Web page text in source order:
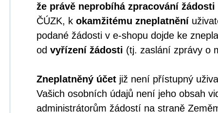
že právě neprobíhá zpracování žádosti
ČÚZK, k okamžitému zneplatnění
podané žádosti v e-shopu dojde ke
od vyřízení žádosti (tj. zaslání zprávy o
Zneplatněný účet již není přístupný
Vašich osobních údajů není jeho obsah
administrátorům žádostí na straně